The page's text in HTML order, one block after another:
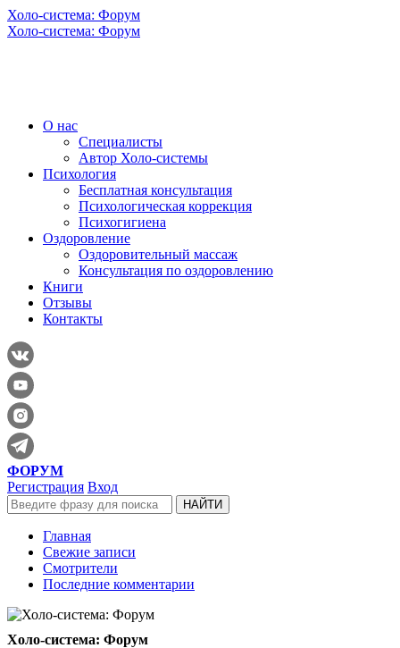
Холо-система: Форум
Холо-система: Форум
О нас
Специалисты
Автор Холо-системы
Психология
Бесплатная консультация
Психологическая коррекция
Психогигиена
Оздоровление
Оздоровительный массаж
Консультация по оздоровлению
Книги
Отзывы
Контакты
ФОРУМ
Регистрация Вход
Главная
Свежие записи
Смотрители
Последние комментарии
Холо-система: Форум